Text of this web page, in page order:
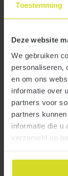
Toestemming
Deze website
We gebruiken
personaliseren,
en om ons
informatie over
partners voor
partners
informatie die u
verzameld op